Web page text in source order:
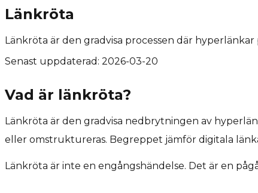
Länkröta
Länkröta är den gradvisa processen där
Senast uppdaterad: 2026-03-20
Vad är länkröta?
Länkröta är den gradvisa nedbrytningen av
eller omstruktureras. Begreppet jämför digitala
Länkröta är inte en engångshändelse. Det är en